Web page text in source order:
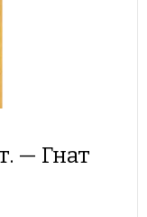
— Гнат